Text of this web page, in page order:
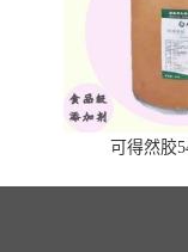
可得然胶